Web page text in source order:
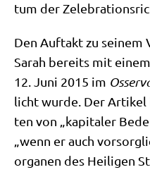
tum der
Den Auf­takt zu sei­nem
Sarah bereits mit
12. Juni 2015 im
licht wur­de. Der
ten von „kapi­ta­ler
„wenn er auch
or­ga­nen des Hei­li­gen